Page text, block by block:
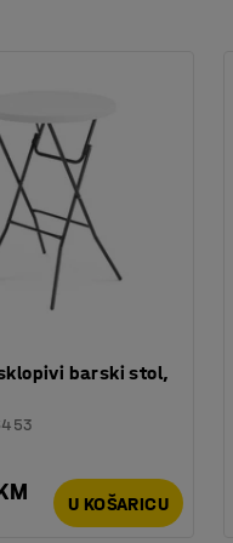
barski stol,
U KOŠARICU